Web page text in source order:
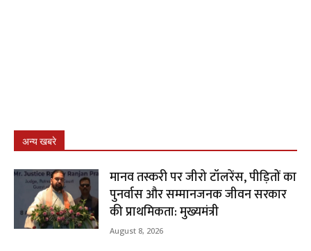
अन्य खबरे
मानव तस्करी पर जीरो टॉलरेंस, पीड़ितों का
पुनर्वास और सम्मानजनक जीवन सरकार
की प्राथमिकता: मुख्यमंत्री
August 8, 2026